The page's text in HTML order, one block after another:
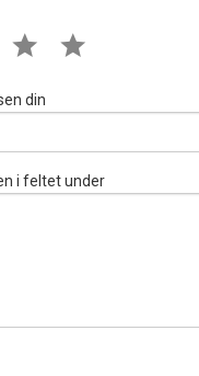
4 star 5 star
din
i feltet under